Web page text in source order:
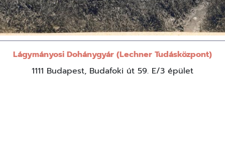
Lágymányosi Dohánygyár (Lechner Tudásközpont)
1111 Budapest, Budafoki út 59. E/3 épület